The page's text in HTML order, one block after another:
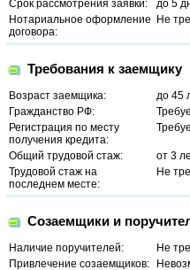
Срок рассмотрения заявки:
до 5
Нотариальное оформление
договора:
Не
Требования к заемщику
Возраст заемщика:
до 45
Гражданство РФ:
Регистрация по месту
получения кредита:
Общий трудовой стаж:
от 3
Трудовой стаж на
последнем месте:
Не
Созаемщики и
Наличие поручителей:
Не
Привлечение созаемщиков: